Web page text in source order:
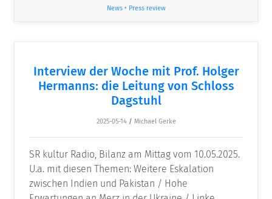
News• Press review
Interview der Woche mit Prof. Holger
Hermanns: die Leitung von Schloss
Dagstuhl
2025-05-14 / Michael Gerke
SR kultur Radio, Bilanz am Mittag vom 10.05.2025.
U.a. mit diesen Themen: Weitere Eskalation
zwischen Indien und Pakistan / Hohe